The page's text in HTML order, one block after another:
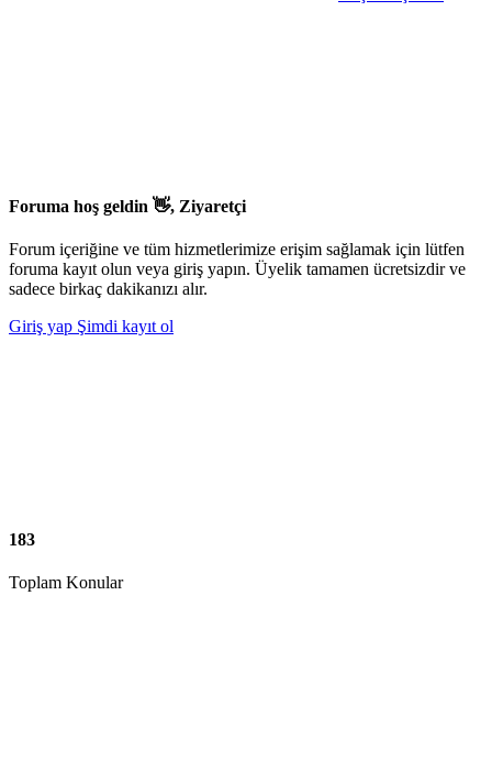
Foruma hoş geldin 👋, Ziyaretçi
Forum içeriğine ve tüm hizmetlerimize erişim sağlamak için lütfen
foruma kayıt olun veya giriş yapın. Üyelik tamamen ücretsizdir ve
sadece birkaç dakikanızı alır.
Giriş yap Şimdi kayıt ol
183
Toplam Konular